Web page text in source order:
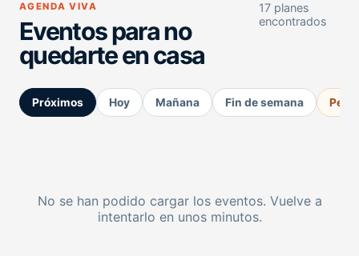
AGENDA VIVA
Eventos para no
quedarte en casa
17 planes
encontrados
Próximos Hoy Mañana Fin de semana
No se han podido cargar los eventos. Vuelve a
intentarlo en unos minutos.